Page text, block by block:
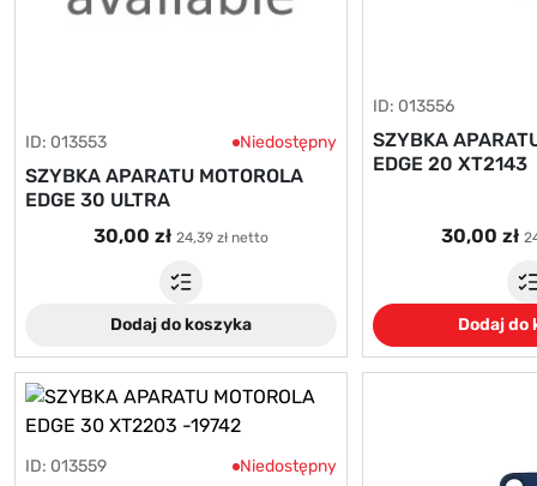
ID: 013553 Niedostępny
SZYBKA APARATU MOTOROLA
EDGE 30 ULTRA
30,00 zł 24,39 zł netto
Dodaj do koszyka
ID: 013556
SZYBKA
EDGE 20 XT2143
30,00 zł
Dodaj do
ID: 013559 Niedostępny